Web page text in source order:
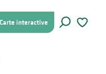
Carte interactive